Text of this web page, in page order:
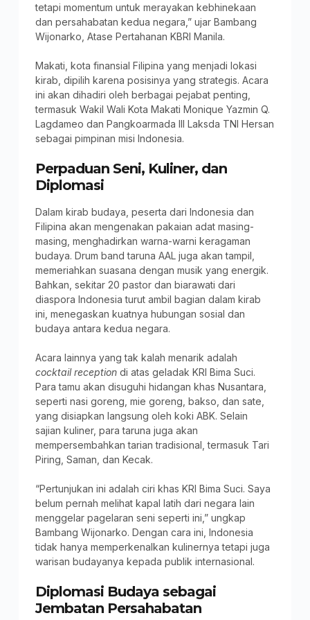
tetapi momentum untuk merayakan kebhinekaan
dan persahabatan kedua negara,” ujar Bambang
Wijonarko, Atase Pertahanan KBRI Manila.
Makati, kota finansial Filipina yang menjadi lokasi
kirab, dipilih karena posisinya yang strategis. Acara
ini akan dihadiri oleh berbagai pejabat penting,
termasuk Wakil Wali Kota Makati Monique Yazmin Q.
Lagdameo dan Pangkoarmada III Laksda TNI Hersan
sebagai pimpinan misi Indonesia.
Perpaduan Seni, Kuliner, dan
Diplomasi
Dalam kirab budaya, peserta dari Indonesia dan
Filipina akan mengenakan pakaian adat masing-
masing, menghadirkan warna-warni keragaman
budaya. Drum band taruna AAL juga akan tampil,
memeriahkan suasana dengan musik yang energik.
Bahkan, sekitar 20 pastor dan biarawati dari
diaspora Indonesia turut ambil bagian dalam kirab
ini, menegaskan kuatnya hubungan sosial dan
budaya antara kedua negara.
Acara lainnya yang tak kalah menarik adalah
cocktail receptiondi atas geladak KRI Bima Suci.
Para tamu akan disuguhi hidangan khas Nusantara,
seperti nasi goreng, mie goreng, bakso, dan sate,
yang disiapkan langsung oleh koki ABK. Selain
sajian kuliner, para taruna juga akan
mempersembahkan tarian tradisional, termasuk Tari
Piring, Saman, dan Kecak.
“Pertunjukan ini adalah ciri khas KRI Bima Suci. Saya
belum pernah melihat kapal latih dari negara lain
menggelar pagelaran seni seperti ini,” ungkap
Bambang Wijonarko. Dengan cara ini, Indonesia
tidak hanya memperkenalkan kulinernya tetapi juga
warisan budayanya kepada publik internasional.
Diplomasi Budaya sebagai
Jembatan Persahabatan